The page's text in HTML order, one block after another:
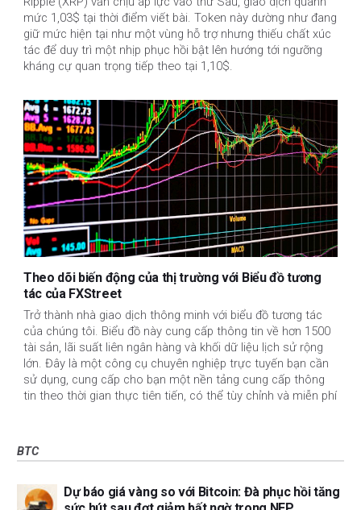
mức 1,03$ tại thời điểm viết bài. Token này dường như đang
giữ mức hiện tại như một vùng hỗ trợ nhưng thiếu chất xúc
tác để duy trì một nhịp phục hồi bật lên hướng tới ngưỡng
kháng cự quan trọng tiếp theo tại 1,10$.
Theo dõi biến động của thị trường với Biểu đồ tương
tác của FXStreet
Trở thành nhà giao dịch thông minh với biểu đồ tương tác
của chúng tôi. Biểu đồ này cung cấp thông tin về hơn 1500
tài sản, lãi suất liên ngân hàng và khối dữ liệu lịch sử rộng
lớn. Đây là một công cụ chuyên nghiệp trực tuyến bạn cần
sử dụng, cung cấp cho bạn một nền tảng cung cấp thông
tin theo thời gian thực tiên tiến, có thể tùy chỉnh và miễn phí
BTC
Dự báo giá vàng so với Bitcoin: Đà phục hồi tăng